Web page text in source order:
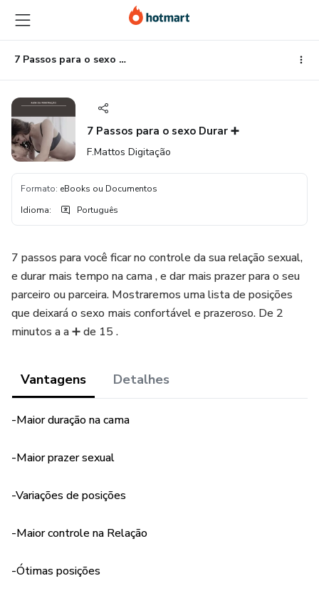
para
o
conteúdo
principal
para
o
pagamento
para
o
rodapé
7 Passos para o sexo Durar ➕
7 Passos para o sexo Durar ➕
F.Mattos Digitação
Formato: eBooks ou Documentos
Idioma: Português
7 passos para você ficar no controle da sua relação sexual,
e durar mais tempo na cama , e dar mais prazer para o seu
parceiro ou parceira. Mostraremos uma lista de posições
que deixará o sexo mais confortável e prazeroso. De 2
minutos a a ➕ de 15 .
Vantagens Detalhes
-Maior duração na cama
-Maior prazer sexual
-Variações de posições
-Maior controle na Relação
-Ótimas posições